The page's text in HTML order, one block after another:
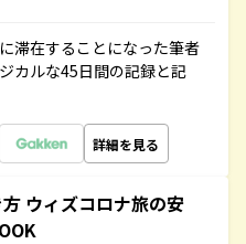
滞在することになった筆者
カルな45日間の記録と記
詳細を見る
ウィズコロナ旅の安